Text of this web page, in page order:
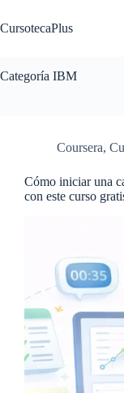
al
contenido
CursotecaPlus
Categoría IBM
Coursera,
Cómo iniciar una
con este curso